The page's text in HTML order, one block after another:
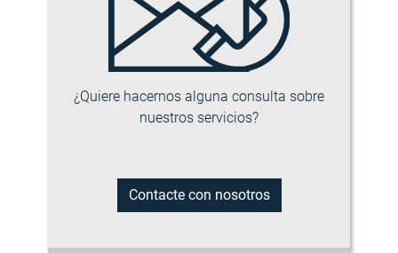
¿Quiere hacernos alguna consulta sobre
nuestros servicios?
Contacte con nosotros